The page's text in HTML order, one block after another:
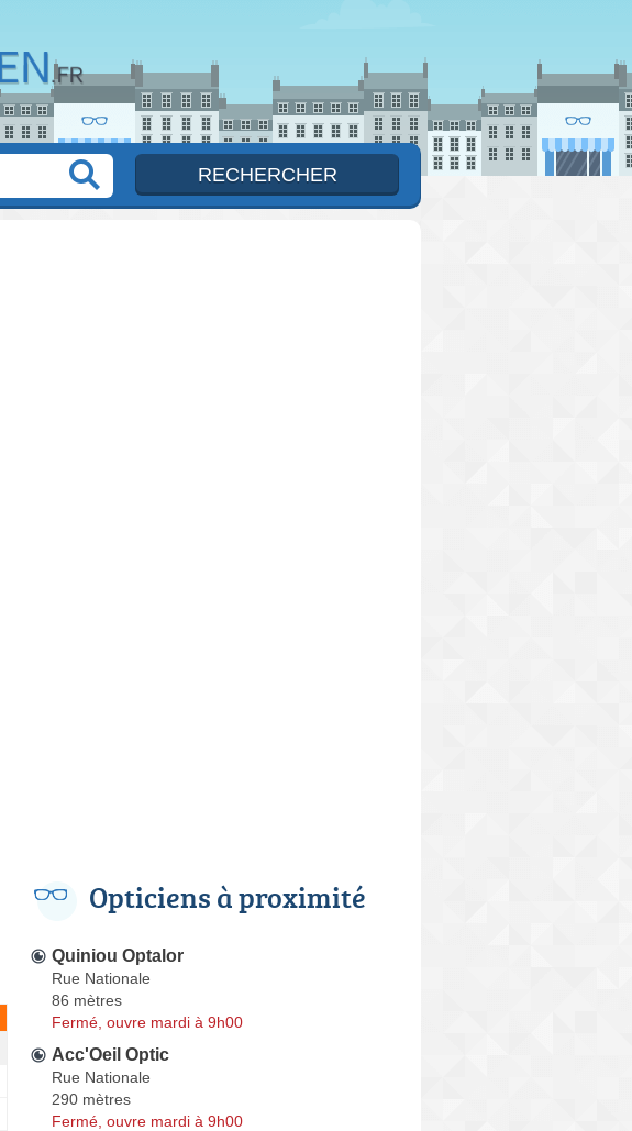
Opticiens à proximité
Quiniou Optalor
Rue Nationale
86 mètres
Fermé, ouvre mardi à 9h00
Acc'Oeil Optic
Rue Nationale
290 mètres
Fermé, ouvre mardi à 9h00